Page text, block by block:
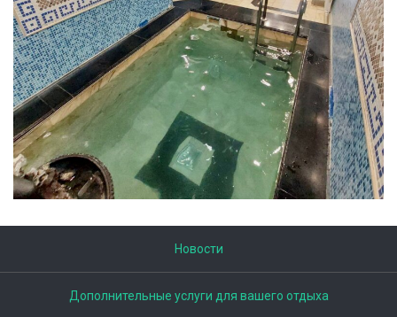
Новости
Дополнительные услуги для вашего отдыха